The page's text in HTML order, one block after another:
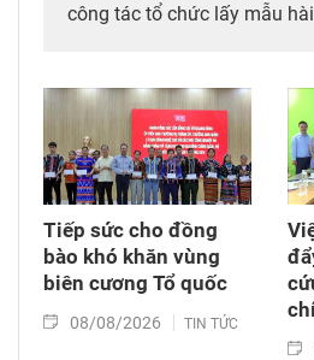
công tác tổ chức lấy mẫu
thời tặng quà cho cán bộ,
công tác lấy mẫu tại đây.
Tiếp sức cho đồng
bào khó khăn vùng
biên cương Tổ quốc
08/08/2026 TIN TỨC